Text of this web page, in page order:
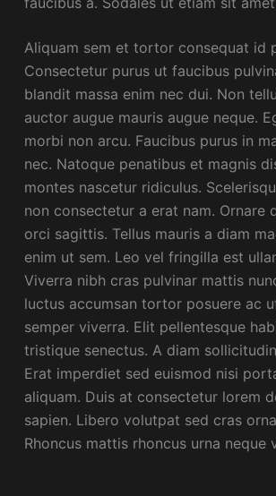
Aliquam sem et tortor consequat id
Consectetur purus ut faucibus
blandit massa enim nec dui. Non
auctor augue mauris augue neque.
morbi non arcu. Faucibus purus in
nec. Natoque penatibus et magnis
montes nascetur ridiculus.
non consectetur a erat nam. Ornare
orci sagittis. Tellus mauris a diam
enim ut sem. Leo vel fringilla est
Viverra nibh cras pulvinar mattis
luctus accumsan tortor posuere ac
semper viverra. Elit pellentesque
tristique senectus. A diam
Erat imperdiet sed euismod nisi
aliquam. Duis at consectetur lorem
sapien. Libero volutpat sed cras
Rhoncus mattis rhoncus urna neque